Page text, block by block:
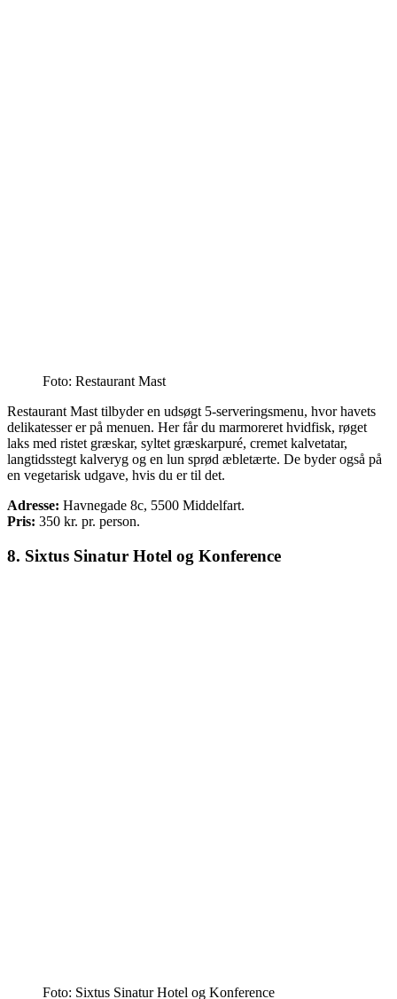
Foto: Restaurant Mast
Restaurant Mast tilbyder en udsøgt 5-serveringsmenu, hvor havets
delikatesser er på menuen. Her får du marmoreret hvidfisk, røget
laks med ristet græskar, syltet græskarpuré, cremet kalvetatar,
langtidsstegt kalveryg og en lun sprød æbletærte. De byder også på
en vegetarisk udgave, hvis du er til det.
Adresse: Havnegade 8c, 5500 Middelfart.
Pris: 350 kr. pr. person.
8. Sixtus Sinatur Hotel og Konference
Foto: Sixtus Sinatur Hotel og Konference